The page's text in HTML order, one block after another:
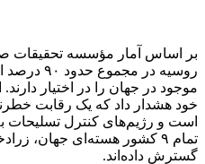
بر اساس آمار مؤسسه تحقیقات
موجود در جهان را در اختیار
خود هشدار داد که یک رقابت
است و رژیم‌های کنترل تسلیحات
تمام ۹ کشور هسته‌ای جهان،
گسترش داده‌اند.